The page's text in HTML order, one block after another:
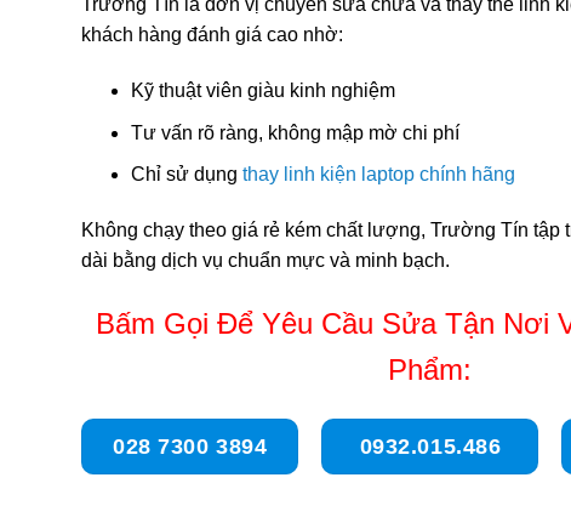
Trường Tín là đơn vị chuyên sửa chữa và thay thế linh
khách hàng đánh giá cao nhờ:
Kỹ thuật viên giàu kinh nghiệm
Tư vấn rõ ràng, không mập mờ chi phí
Chỉ sử dụng thay linh kiện laptop chính hãng
Không chạy theo giá rẻ kém chất lượng, Trường Tín tập
dài bằng dịch vụ chuẩn mực và minh bạch.
Bấm Gọi Để Yêu Cầu Sửa Tận Nơi
Phẩm:
028 7300 3894 0932.015.486